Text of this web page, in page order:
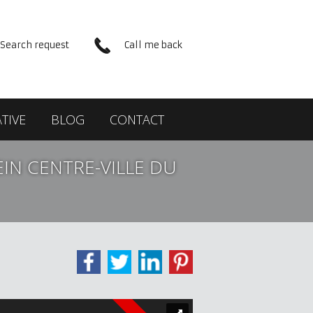
Call me back
Search request
BLOG CONTACT
CENTRE-VILLE DU